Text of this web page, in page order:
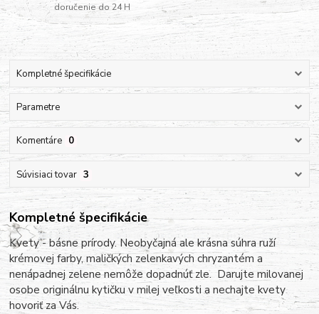
doručenie do 24 H
Kompletné špecifikácie
Parametre
Komentáre 0
Súvisiaci tovar 3
Kompletné špecifikácie
Kvety - básne prírody. Neobyčajná ale krásna súhra ruží
krémovej farby, maličkých zelenkavých chryzantém a
nenápadnej zelene nemôže dopadnúť zle. Darujte milovanej
osobeoriginálnu kytičku v milej veľkosti a nechajte kvety
hovoriť za Vás.